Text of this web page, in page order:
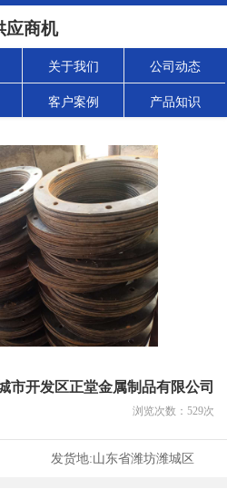
应商机
关于我们 公司动态
客户案例 产品知识
市开发区正堂金属制品有限公司
浏览次数： 529次
发货地:山东省潍坊潍城区